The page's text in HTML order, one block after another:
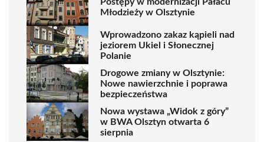
Młodzieży w Olsztynie
Wprowadzono zakaz kąpieli nad
jeziorem Ukiel i Słonecznej
Polanie
Drogowe zmiany w Olsztynie:
Nowe nawierzchnie i poprawa
bezpieczeństwa
Nowa wystawa „Widok z góry”
w BWA Olsztyn otwarta 6
sierpnia